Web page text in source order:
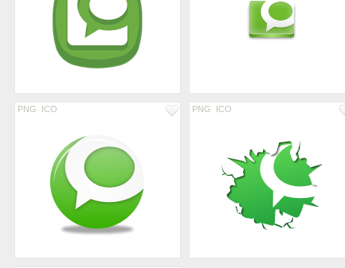
PNG ICO PNG ICO